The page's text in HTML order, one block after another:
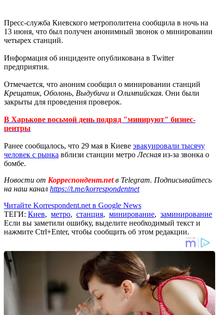
Пресс-служба Киевского метрополитена сообщила в ночь на
13 июня, что был получен анонимный звонок о минировании
четырех станций.
Информация об инциденте опубликована в Twitter
предприятия.
Отмечается, что аноним сообщил о минировании станций
Крещатик, Оболонь, Выдубичи и Олимпийская. Они были
закрыты для проведения проверок.
В Харькове восьмой день подряд "минируют" бизнес-
центры
Ранее сообщалось, что 29 мая в Киеве эвакуировали тысячу
человек с рынка вблизи станции метроЛесная из-за звонка о
бомбе.
Новости от Корреспондент.netв Telegram. Подписывайтесь
на наш канал https://t.me/korrespondentnet
Читайте Korrespondent.net в Google News
ТЕГИ: Киев, метро, станция, минирование, заминирование
Если вы заметили ошибку, выделите необходимый текст и
нажмите Ctrl+Enter, чтобы сообщить об этом редакции.